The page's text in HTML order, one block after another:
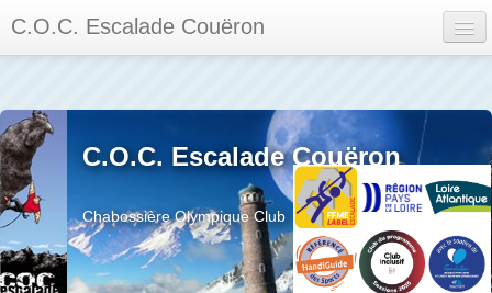
C.O.C. Escalade Couëron
Calendrier des événements et des compétitions
Les membres
Les séances
Privée
La salle et le mur
C.O.C. Escalade Couëron
Chabossière Olympique Club